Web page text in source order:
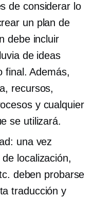
de considerar lo
un plan de
debe incluir
de ideas
final. Además,
recursos,
y cualquier
se utilizará.
una vez
localización,
deben probarse
traducción y